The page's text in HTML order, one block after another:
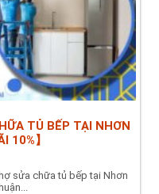
TỦ BẾP TẠI NHƠN
10%】
sửa chữa tủ bếp tại Nhơn